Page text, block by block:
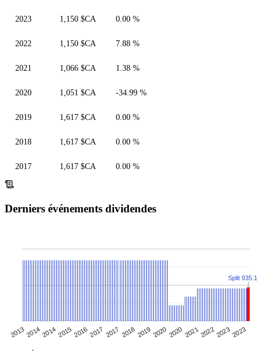
2023 1,150 $CA 0.00 %
2022 1,150 $CA 7.88 %
2021 1,066 $CA 1.38 %
2020 1,051 $CA -34.99 %
2019 1,617 $CA 0.00 %
2018 1,617 $CA 0.00 %
2017 1,617 $CA 0.00 %
Derniers événements dividendes
201320142014201520162017 2017 20182019 2020 2020 2021202220232023
Split